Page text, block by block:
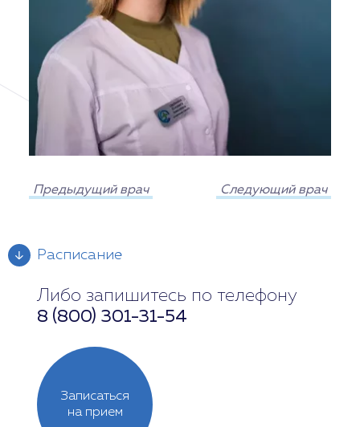
Следующий врач
Предыдущий врач
Расписание
Понедельник 12:00 - 19:00
Среда
Записаться
на прием
Либо запишитесь по телефону
8 (800) 301-31-54